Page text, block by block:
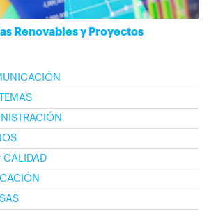
Renovables y Proyectos
CALIDAD